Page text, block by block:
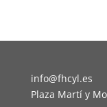
info@fhcyl.es
Plaza Martí y